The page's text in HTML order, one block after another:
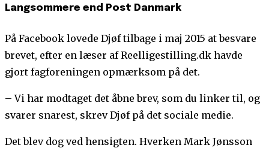
Langsommere end Post Danmark
På Facebook lovede Djøf tilbage i maj 2015 at besvare
brevet, efter en læser af Reelligestilling.dk havde
gjort fagforeningen opmærksom på det.
– Vi har modtaget det åbne brev, som du linker til, og
svarer snarest, skrev Djøf på det sociale medie.
Det blev dog ved hensigten. Hverken Mark Jønsson